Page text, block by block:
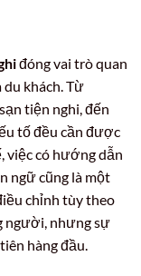
đóng vai trò quan
khách. Từ
tiện nghi, đến
tố đều cần được
việc có hướng dẫn
ngữ cũng là một
chỉnh tùy theo
người, nhưng sự
hàng đầu.